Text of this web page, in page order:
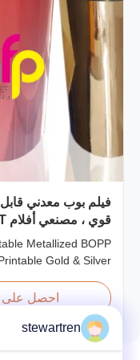
فيلم بوب معدني
قوي ، مصنعي أفلام PET المعدنية
Metallized BOPP
Gold & Silver
film creates
substrates. Ideal for
including grocery,
احصل
stewartren